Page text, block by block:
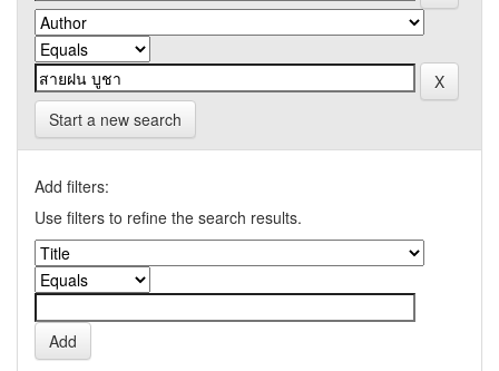
Start a new search
Add filters:
Use filters to refine the search results.